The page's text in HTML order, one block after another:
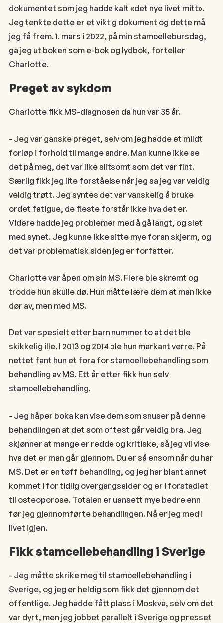
dokumentet som jeg hadde kalt «det nye livet mitt».
Jeg tenkte dette er et viktig dokument og dette må
jeg få frem. 1. mars i 2022, på min stamcellebursdag,
ga jeg ut boken som e-bok og lydbok, forteller
Charlotte.
Preget av sykdom
Charlotte fikk MS-diagnosen da hun var 35 år.
- Jeg var ganske preget, selv om jeg hadde et mildt
forløp i forhold til mange andre. Man kunne ikke se
det på meg, det var like slitsomt som det var fint.
Særlig fikk jeg lite forståelse når jeg sa jeg var veldig
veldig trøtt. Jeg syntes det var vanskelig å bruke
ordet fatigue, de fleste forstår ikke hva det er.
Videre hadde jeg problemer med å gå langt, og slet
med synet. Jeg kunne ikke sitte mye foran skjerm, og
det var problematisk siden jeg er forfatter.
Charlotte var åpen om sin MS. Flere ble skremt og
trodde hun skulle dø. Hun måtte lære dem at man ikke
dør av, men med MS.
Det var spesielt etter barn nummer to at det ble
skikkelig ille. I 2013 og 2014 ble hun markant verre. På
nettet fant hun et fora for stamcellebehandling som
behandling av MS. Ett år etter fikk hun selv
stamcellebehandling.
- Jeg håper boka kan vise dem som snuser på denne
behandlingen at det som oftest går veldig bra. Jeg
skjønner at mange er redde og kritiske, så jeg vil vise
hva det er man går gjennom. Du er så ensom når du har
MS. Det er en tøff behandling, og jeg har blant annet
kommet i for tidlig overgangsalder og er i forstadiet
til osteoporose. Totalen er uansett mye bedre enn
før jeg gjennomførte behandlingen. Nå er jeg med i
livet igjen.
Fikk stamcellebehandling i Sverige
- Jeg måtte skrike meg til stamcellebehandling i
Sverige, og jeg er heldig som fikk det gjennom det
offentlige. Jeg hadde fått plass i Moskva, selv om det
var dyrt, men jeg jobbet parallelt i Sverige og presset